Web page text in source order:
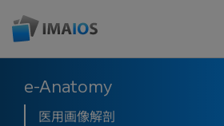
e-Anatomy
医用画像解剖